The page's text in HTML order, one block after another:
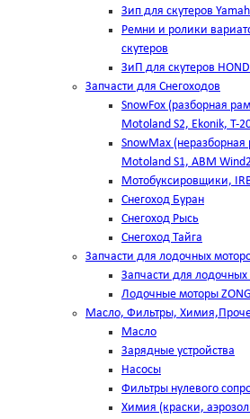
Зип для скутеров
Ремни и ролики
скутеров
ЗиП для скутеров
Запчасти для Снегоходов
SnowFox (разборная
Motoland S2, Ekonik, T-
SnowMax
Motoland S1, ABM
Мотобуксировщики,
Снегоход Буран
Снегоход Рысь
Снегоход Тайга
Запчасти для лодочных
Запчасти для
Лодочные моторы
Масло, Фильтры,
Масло
Зарядные устройства
Насосы
Фильтры нулевого
Химия (краски,